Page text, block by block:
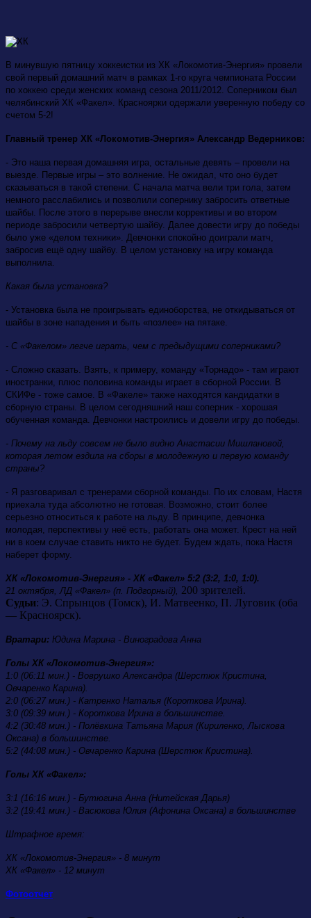
В минувшую пятницу хоккеистки из ХК «Локомотив-Энергия» провели
свой первый домашний матч в рамках 1-го круга чемпионата России
по хоккею среди женских команд сезона 2011/2012. Соперником был
челябинский ХК «Факел». Красноярки одержали уверенную победу со
счетом 5-2!
Главный тренер ХК «Локомотив-Энергия» Александр Ведерников:
- Это наша первая домашняя игра, остальные девять – провели на
выезде. Первые игры – это волнение. Не ожидал, что оно будет
сказываться в такой степени. С начала матча вели три гола, затем
немного расслабились и позволили сопернику забросить ответные
шайбы. После этого в перерыве внесли коррективы и во втором
периоде забросили четвертую шайбу. Далее довести игру до победы
было уже «делом техники». Девчонки спокойно доиграли матч,
забросив ещё одну шайбу. В целом установку на игру команда
выполнила.
Какая была установка?
- Установка была не проигрывать единоборства, не откидываться от
шайбы в зоне нападения и быть «позлее» на пятаке.
- С «Факелом» легче играть, чем с предыдущими соперниками?
- Сложно сказать. Взять, к примеру, команду «Торнадо» - там играют
иностранки, плюс половина команды играет в сборной России. В
СКИФе - тоже самое. В «Факеле» также находятся кандидатки в
сборную страны. В целом сегодняшний наш соперник - хорошая
обученная команда. Девчонки настроились и довели игру до победы.
- Почему на льду совсем не было видно Анастасии Мишлановой,
которая летом ездила на сборы в молодежную и первую команду
страны?
- Я разговаривал с тренерами сборной команды. По их словам, Настя
приехала туда абсолютно не готовая. Возможно, стоит более
серьезно относиться к работе на льду. В принципе, девчонка
молодая, перспективы у неё есть, работать она может. Крест на ней
ни в коем случае ставить никто не будет. Будем ждать, пока Настя
наберет форму.
ХК «Локомотив-Энергия» - ХК «Факел» 5:2 (3:2, 1:0, 1:0).
21 октября, ЛД «Факел» (п. Подгорный), 200 зрителей.
Судьи: Э. Спрынцов (Томск), И. Матвеенко, П. Луговик (оба
— Красноярск).
Вратари: Юдина Марина - Виноградова Анна
Голы ХК «Локомотив-Энергия»:
1:0 (06:11 мин.) - Воврушко Александра (Шерстюк Кристина,
Овчаренко Карина).
2:0 (06:27 мин.) - Катренко Наталья (Короткова Ирина).
3:0 (09:39 мин.) - Короткова Ирина в большинстве.
4:2 (30:48 мин.) - Полёвкина Татьяна Мария (Кириленко, Лыскова
Оксана) в большинстве.
5:2 (44:08 мин.) - Овчаренко Карина (Шерстюк Кристина).
Голы ХК «Факел»:
3:1 (16:16 мин.) - Бутюгина Анна (Нитейская Дарья)
3:2 (19:41 мин.) - Васюкова Юлия (Афонина Оксана) в большинстве
Штрафное время:
ХК «Локомотив-Энергия» - 8 минут
ХК «Факел» - 12 минут
Фотоотчет